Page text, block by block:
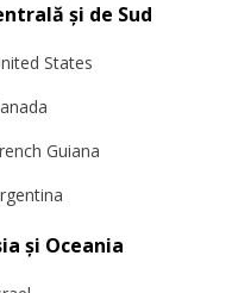
și de Sud
States
Guiana
și Oceania